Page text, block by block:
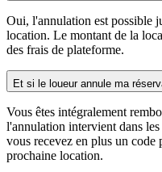
Oui, l'annulation est possible
location. Le montant de la
des frais de plateforme.
Et si le loueur annule ma
Vous êtes intégralement
l'annulation intervient dans
vous recevez en plus un
prochaine location.